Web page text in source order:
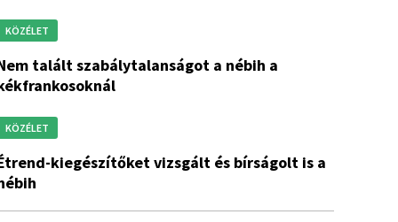
KÖZÉLET
a nébih a
KÖZÉLET
és bírságolt is a